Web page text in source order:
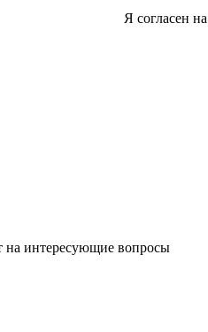
Я согласен на
на интересующие вопросы